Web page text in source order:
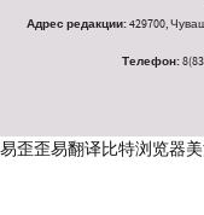
Адрес редакции:429700,
Телефон:
易歪歪易翻译比特浏览器